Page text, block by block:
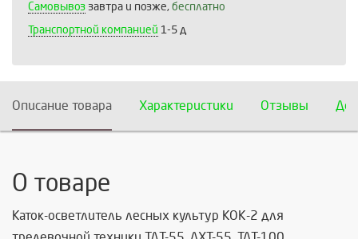
Самовывоз завтра и позже, бесплатно
Транспортной компанией 1-5 д
Описание товара Характеристики Отзывы
О товаре
Каток-осветлитель лесных культур КОК-2 для